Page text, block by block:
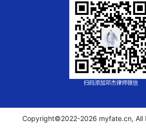
扫码添加邓杰律师微信
Copyright©2022-2026 myfate.cn, All